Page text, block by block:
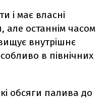
і має власні
але останнім часом
внутрішнє
в північних
обсяги палива до